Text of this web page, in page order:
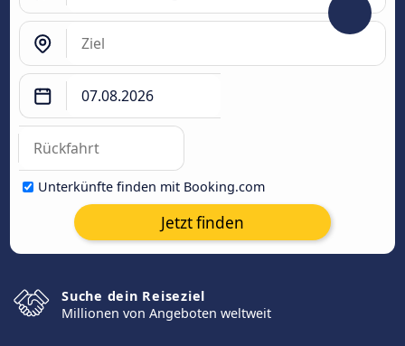
Unterkünfte finden mit Booking.com
Jetzt finden
Suche dein Reiseziel
Millionen von Angeboten weltweit